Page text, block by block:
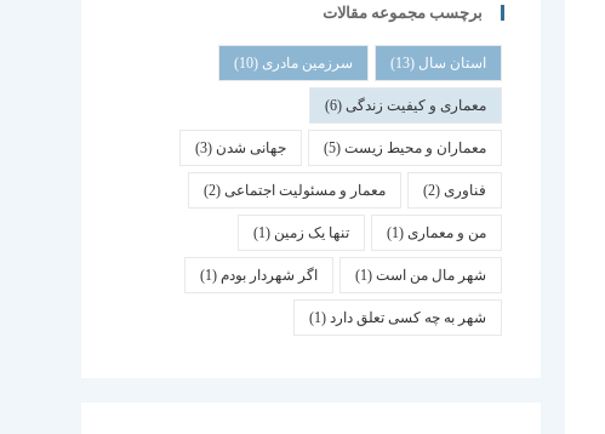
برچسب مجموعه مقالات
استان سال (13) سرزمین مادری (10)
معماری و کیفیت زندگی(6)
معماران و محیط زیست(5) جهانی شدن (3)
فناوری(2) معمار و مسئولیت اجتماعی(2)
من و معماری(1) تنها یک زمین (1)
شهر مال من است(1) اگر شهردار بودم (1)
شهر به چه کسی تعلق دارد(1)